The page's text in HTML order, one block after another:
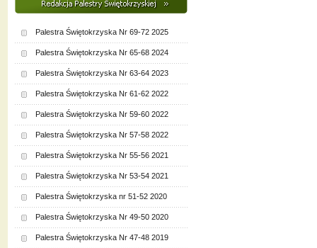
Palestra Świętokrzyska Nr 69-72 2025
Palestra Świętokrzyska Nr 65-68 2024
Palestra Świętokrzyska Nr 63-64 2023
Palestra Świętokrzyska Nr 61-62 2022
Palestra Świętokrzyska Nr 59-60 2022
Palestra Świętokrzyska Nr 57-58 2022
Palestra Świętokrzyska Nr 55-56 2021
Palestra Świętokrzyska Nr 53-54 2021
Palestra Świętokrzyska nr 51-52 2020
Palestra Świętokrzyska Nr 49-50 2020
Palestra Świętokrzyska Nr 47-48 2019